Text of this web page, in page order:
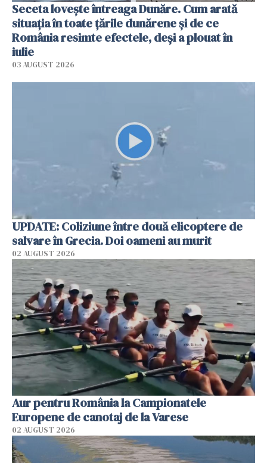
Seceta lovește întreaga Dunăre. Cum arată
situația în toate țările dunărene și de ce
România resimte efectele, deși a plouat în
iulie
03 AUGUST 2026
UPDATE: Coliziune între două elicoptere de
salvare în Grecia. Doi oameni au murit
02 AUGUST 2026
Aur pentru România la Campionatele
Europene de canotaj de la Varese
02 AUGUST 2026